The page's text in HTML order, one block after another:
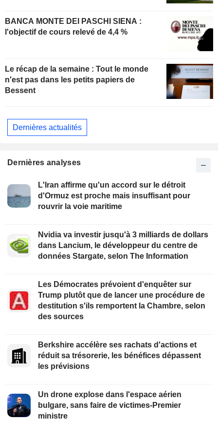
BANCA MONTE DEI PASCHI SIENA :
l'objectif de cours relevé de 4,4 %
Le récap de la semaine : Tout le monde
n'est pas dans les petits papiers de
Bessent
Dernières actualités
Dernières analyses
L'Iran affirme qu'un accord sur le détroit
d'Ormuz est proche mais insuffisant pour
rouvrir la voie maritime
Nvidia va investir jusqu'à 3 milliards de dollars
dans Lancium, le développeur du centre de
données Stargate, selon The Information
Les Démocrates prévoient d'enquêter sur
Trump plutôt que de lancer une procédure de
destitution s'ils remportent la Chambre, selon
des sources
Berkshire accélère ses rachats d'actions et
réduit sa trésorerie, les bénéfices dépassent
les prévisions
Un drone explose dans l'espace aérien
bulgare, sans faire de victimes-Premier
ministre